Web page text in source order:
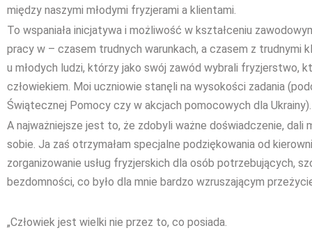
między naszymi młodymi fryzjerami a klientami.
To wspaniała inicjatywa i możliwość w kształceniu
pracy w – czasem trudnych warunkach, a czasem z trudnymi
u młodych ludzi, którzy jako swój zawód wybrali fryzjerstwo,
człowiekiem. Moi uczniowie stanęli na wysokości zadania
Świątecznej Pomocy czy w akcjach pomocowych dla Ukrainy).
A najważniejsze jest to, że zdobyli ważne doświadczenie, dali
sobie. Ja zaś otrzymałam specjalne podziękowania od
zorganizowanie usług fryzjerskich dla osób potrzebujących,
bezdomności, co było dla mnie bardzo wzruszającym
„Człowiek jest wielki nie przez to, co posiada.